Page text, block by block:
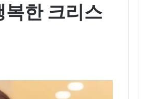
복한 크리스